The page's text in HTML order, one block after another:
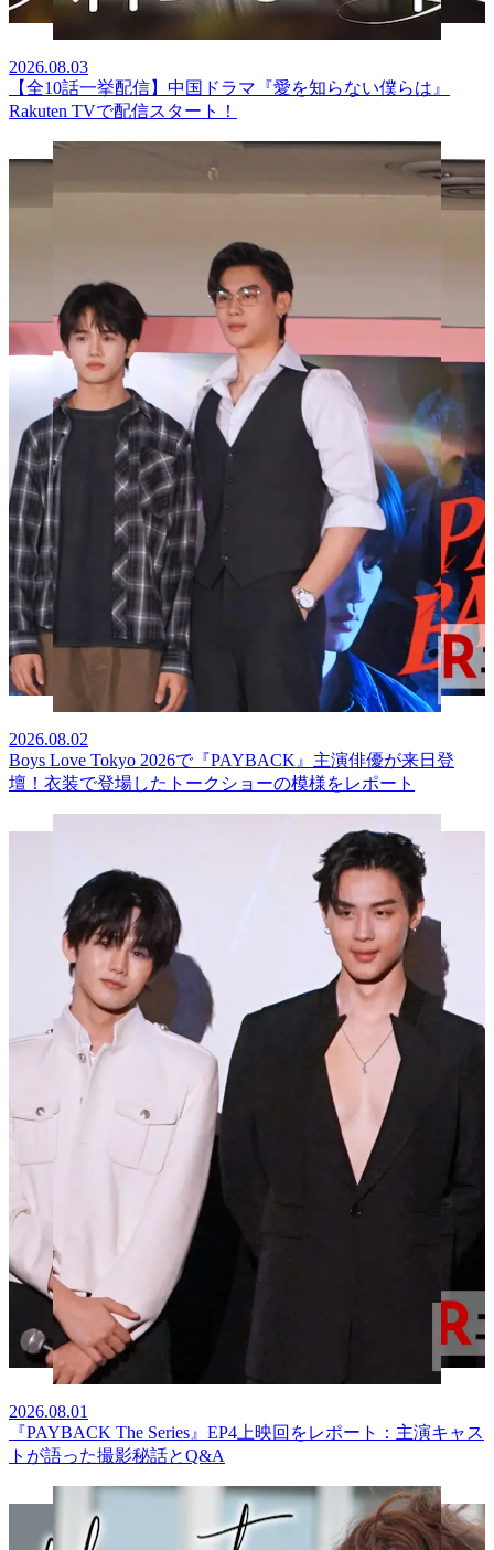
2026.08.03
【全10話一挙配信】中国ドラマ『愛を知らない僕らは』
Rakuten TVで配信スタート！
2026.08.02
Boys Love Tokyo 2026で『PAYBACK』主演俳優が来日登
壇！衣装で登場したトークショーの模様をレポート
2026.08.01
『PAYBACK The Series』EP4上映回をレポート：主演キャス
トが語った撮影秘話とQ&A